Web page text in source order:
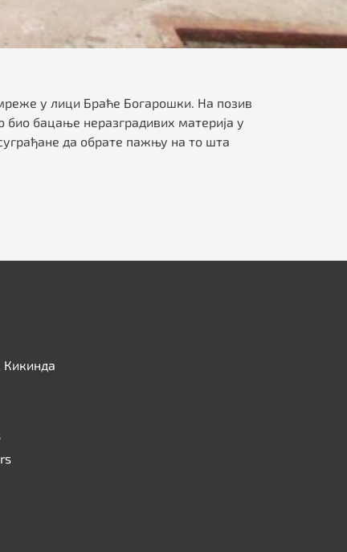
у лици Браће Богарошки. На позив
био бацање неразградивих материја у
да обрате пажњу на то шта